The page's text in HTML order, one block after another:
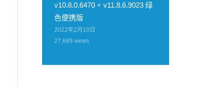
v10.8.0.6470 + v11.8.6.9023 绿
色便携版
2022年2月10日
27,689 views